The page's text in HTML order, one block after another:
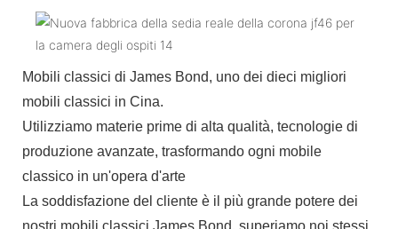
Mobili classici di James Bond, uno dei dieci migliori
mobili classici in Cina.
Utilizziamo materie prime di alta qualità, tecnologie di
produzione avanzate, trasformando ogni mobile
classico in un'opera d'arte
La soddisfazione del cliente è il più grande potere dei
nostri mobili classici James Bond, superiamo noi stessi